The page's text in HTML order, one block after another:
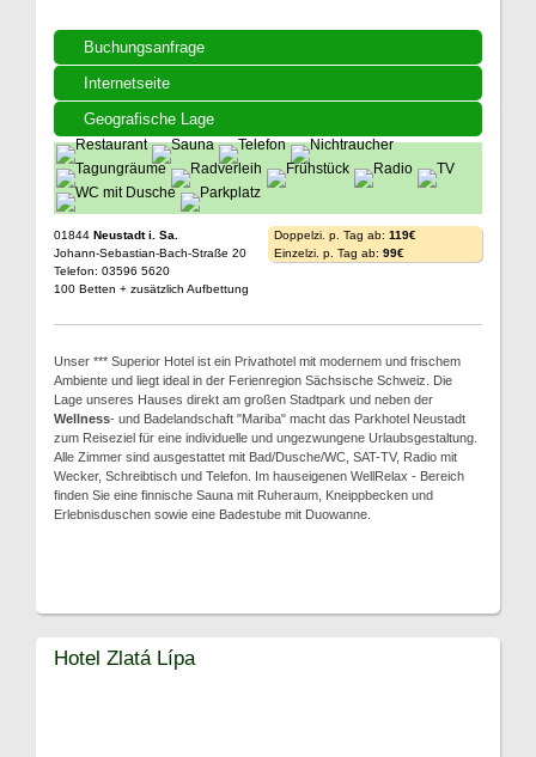
Buchungsanfrage
Internetseite
Geografische Lage
01844 Neustadt i. Sa.
Johann-Sebastian-Bach-Straße 20
Telefon: 03596 5620
100 Betten + zusätzlich Aufbettung
Doppelzi. p. Tag ab: 119€
Einzelzi. p. Tag ab: 99€
Unser *** Superior Hotel ist ein Privathotel mit modernem und frischem
Ambiente und liegt ideal in der Ferienregion Sächsische Schweiz. Die
Lage unseres Hauses direkt am großen Stadtpark und neben der
Wellness- und Badelandschaft "Mariba" macht das Parkhotel Neustadt
zum Reiseziel für eine individuelle und ungezwungene Urlaubsgestaltung.
Alle Zimmer sind ausgestattet mit Bad/Dusche/WC, SAT-TV, Radio mit
Wecker, Schreibtisch und Telefon. Im hauseigenen WellRelax - Bereich
finden Sie eine finnische Sauna mit Ruheraum, Kneippbecken und
Erlebnisduschen sowie eine Badestube mit Duowanne.
Hotel Zlatá Lípa